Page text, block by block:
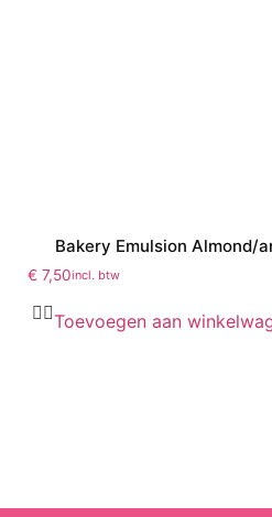
Bakery Emulsion Almond/
€ 7,50incl. btw
Toevoegen aan